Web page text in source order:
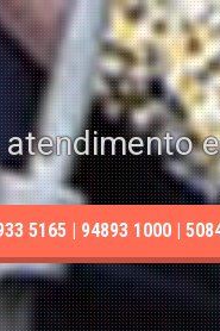
5165 | 94893 1000 |